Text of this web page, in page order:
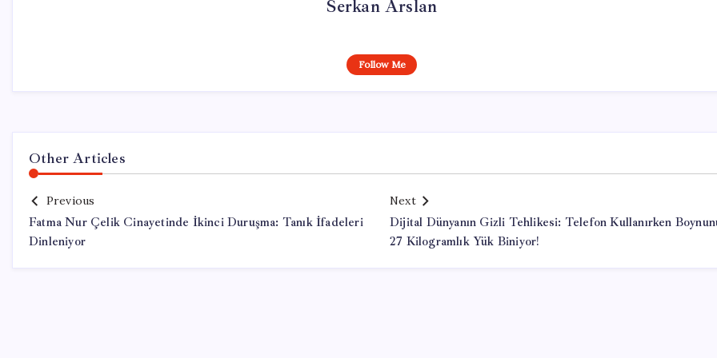
Serkan Arslan
Follow Me
Other Articles
Previous
Fatma Nur Çelik Cinayetinde İkinci Duruşma: Tanık İfadeleri
Dinleniyor
Next
Dijital Dünyanın Gizli Tehlikesi: Telefon Kullanırken
27 Kilogramlık Yük Biniyor!